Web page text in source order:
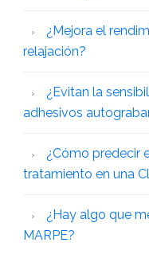
¿Mejora el
relajación?
¿Evitan la
adhesivos
¿Cómo predecir
tratamiento en una
¿Hay algo que
MARPE?